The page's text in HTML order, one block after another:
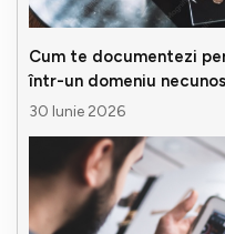
Cum te documentezi
într-un domeniu
30 Iunie 2026